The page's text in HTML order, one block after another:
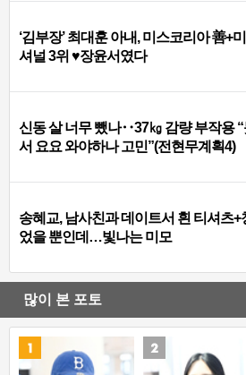
‘김부장’ 최대훈 아내, 미스코리아 善+
셔널 3위 ♥장윤서였다
신동 살 너무 뺐나‥37㎏ 감량 부작용
서 요요 와야하나 고민”(전현무계획4)
송혜교, 남사친과 데이트서 흰 티셔츠+
었을 뿐인데…빛나는 미모
많이 본 포토